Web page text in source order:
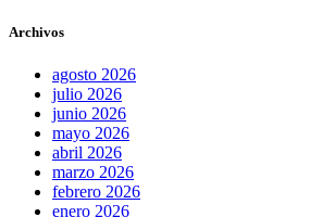
Archivos
agosto 2026
julio 2026
junio 2026
mayo 2026
abril 2026
marzo 2026
febrero 2026
enero 2026